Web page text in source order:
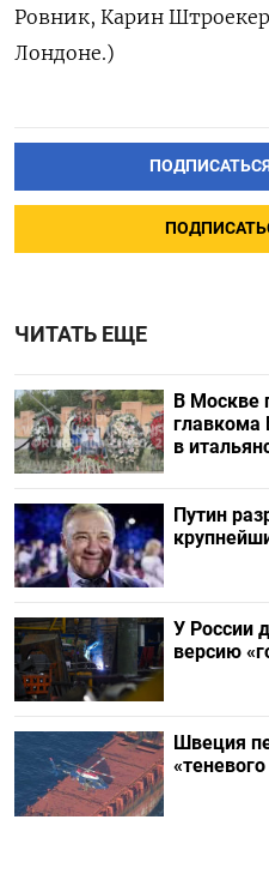
Ровник, Карин
Лондоне.)
ЧИТАТЬ ЕЩЕ
В Москве
главкома
в
Путин
У России
версию
Швеция